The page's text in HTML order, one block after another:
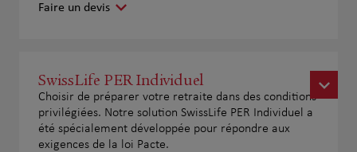
Faire un devis
SwissLife PER Individuel
Choisir de préparer votre retraite dans des conditions
privilégiées. Notre solution SwissLife PER Individuel a
été spécialement développée pour répondre aux
exigences de la loi Pacte.